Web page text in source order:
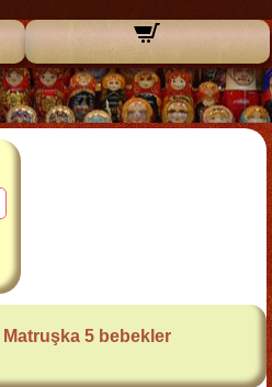
Matruşka 5 bebekler